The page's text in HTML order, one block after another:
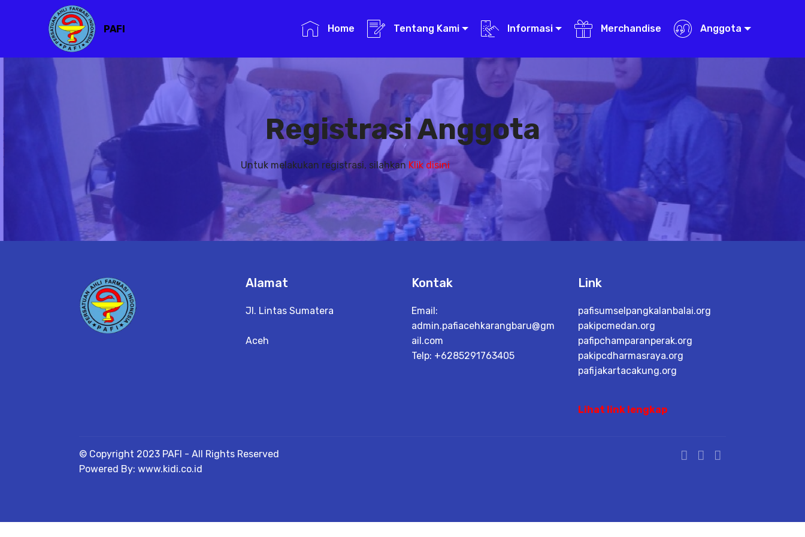
PAFI Home Tentang Kami Informasi Merchandise Anggota
Registrasi Anggota
Untuk melakukan registrasi, silahkan Klik disini
Alamat
Jl. Lintas Sumatera
Aceh
Kontak
Email:
admin.pafiacehkarangbaru@gm
ail.com
Telp: +6285291763405
Link
pafisumselpangkalanbalai.org
pakipcmedan.org
pafipchamparanperak.org
pakipcdharmasraya.org
pafijakartacakung.org
Lihat link lengkap
© Copyright 2023 PAFI - All Rights Reserved
Powered By: www.kidi.co.id